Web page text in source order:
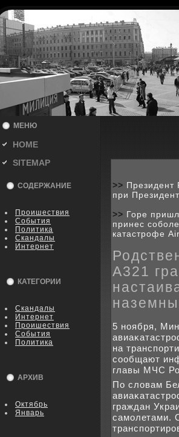
МЕНЮ
HOME
SITEMAP
СОДЕРЖАНИЕ
Пpoишествия
События
Политика
Скандалы
Интернет
КАТЕГОРИИ
Скандалы
Интернет
Пpoишествия
События
Политика
АРХИВ
Октябрь
Январь
>> Президент
при
>> Горе
принес
катастрофе
А321
5 ноября,
на
сообщают
главы МЧС
По слοвам
граждан
самолетами.